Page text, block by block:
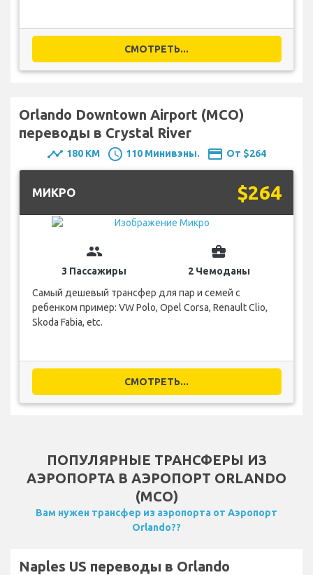
СМОТРЕТЬ...
Orlando Downtown Airport (MCO)
переводы в Crystal River
timeline 180 KM schedule 110 Минивэны. payment От $264
MИКРО $264
group
3 Пассажиры
business_center
2 Чемоданы
Самый дешевый трансфер для пар и семей с
ребенком пример: VW Polo, Opel Corsa, Renault Clio,
Skoda Fabia, etc.
СМОТРЕТЬ...
ПОПУЛЯРНЫЕ ТРАНСФЕРЫ ИЗ
АЭРОПОРТА В АЭРОПОРТ ORLANDO
(MCO)
Вам нужен трансфер из аэропорта от Аэропорт
Orlando??
Naples US переводы в Orlando